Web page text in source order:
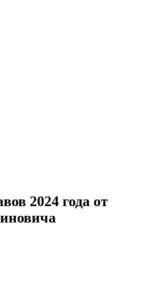
2024 года от